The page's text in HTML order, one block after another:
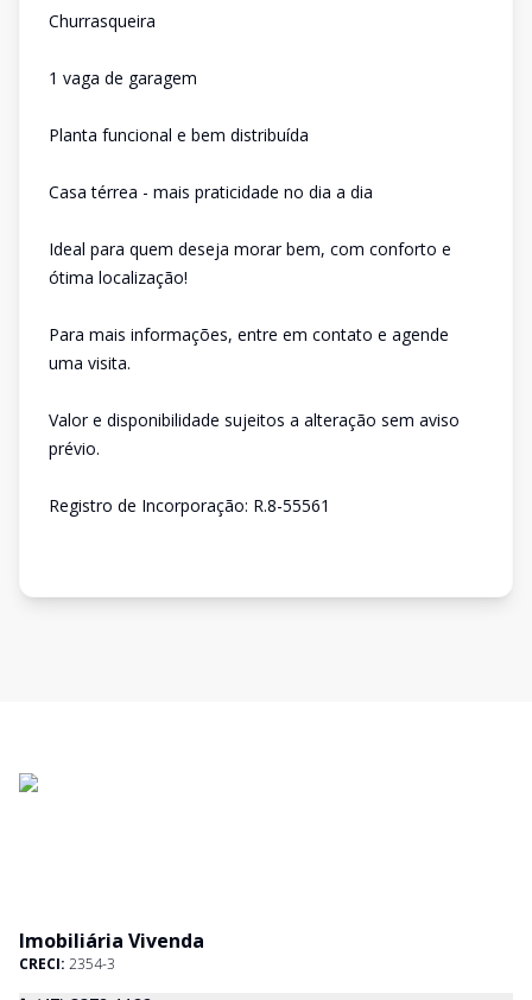
Churrasqueira
1 vaga de garagem
Planta funcional e bem distribuída
Casa térrea - mais praticidade no dia a dia
Ideal para quem deseja morar bem, com conforto e
ótima localização!
Para mais informações, entre em contato e agende
uma visita.
Valor e disponibilidade sujeitos a alteração sem aviso
prévio.
Registro de Incorporação: R.8-55561
Imobiliária Vivenda
CRECI: 2354-3